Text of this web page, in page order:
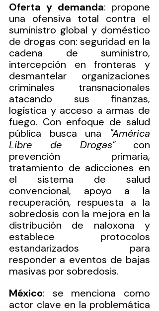
Oferta y demanda: propone
una ofensiva total contra el
suministro global y doméstico
de drogas con: seguridad en la
cadena de suministro,
intercepción en fronteras y
desmantelar organizaciones
criminales transnacionales
atacando sus finanzas,
logística y acceso a armas de
fuego. Con enfoque de salud
pública busca una "América
Libre de Drogas" con
prevención primaria,
tratamiento de adicciones en
el sistema de salud
convencional, apoyo a la
recuperación, respuesta a la
sobredosis con la mejora en la
distribución de naloxona y
establece protocolos
estandarizados para
responder a eventos de bajas
masivas por sobredosis.
México: se menciona como
actor clave en la problemática